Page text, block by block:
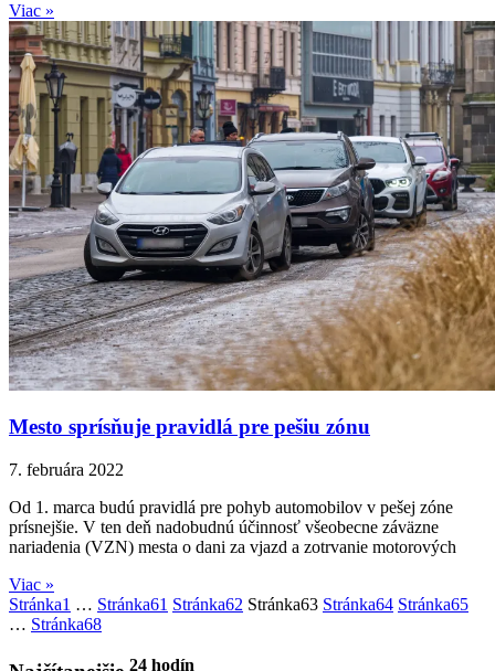
Viac »
Mesto sprísňuje pravidlá pre pešiu zónu
7. februára 2022
Od 1. marca budú pravidlá pre pohyb automobilov v pešej zóne
prísnejšie. V ten deň nadobudnú účinnosť všeobecne záväzne
nariadenia (VZN) mesta o dani za vjazd a zotrvanie motorových
Viac »
Stránka1 … Stránka61 Stránka62 Stránka63 Stránka64 Stránka65
… Stránka68
24 hodín